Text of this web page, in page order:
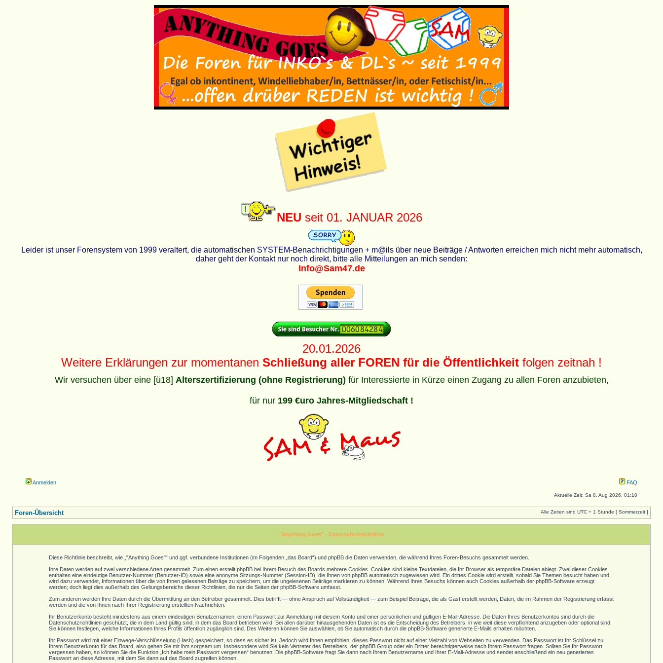
NEU seit 01. JANUAR 2026
Leider ist unser Forensystem von 1999 veraltert, die automatischen SYSTEM-Benachrichtigungen + m@ils über neue Beiträge / Antworten erreichen mich nicht mehr automatisch,
daher geht der Kontakt nur noch direkt, bitte alle Mitteilungen an mich senden:
Info@Sam47.de
20.01.2026
Weitere Erklärungen zur momentanen Schließung aller FOREN für die Öffentlichkeit folgen zeitnah !
Wir versuchen über eine [ü18] Alterszertifizierung (ohne Registrierung) für Interessierte in Kürze einen Zugang zu allen Foren anzubieten,
für nur 199 €uro Jahres-Mitgliedschaft !
Anmelden FAQ
Aktuelle Zeit: Sa 8. Aug 2026, 01:10
Foren-Übersicht Alle Zeiten sind UTC + 1 Stunde [ Sommerzeit ]
"Anything Goes" - Datenschutzrichtlinie
Diese Richtlinie beschreibt, wie „"Anything Goes"“ und ggf. verbundene Institutionen (im Folgenden „das Board“) und phpBB die Daten verwenden, die während Ihres Foren-Besuchs gesammelt werden.
Ihre Daten werden auf zwei verschiedene Arten gesammelt. Zum einen erstellt phpBB bei Ihrem Besuch des Boards mehrere Cookies. Cookies sind kleine Textdateien, die Ihr Browser als temporäre Dateien ablegt. Zwei dieser Cookies
enthalten eine eindeutige Benutzer-Nummer (Benutzer-ID) sowie eine anonyme Sitzungs-Nummer (Session-ID), die Ihnen von phpBB automatisch zugewiesen wird. Ein drittes Cookie wird erstellt, sobald Sie Themen besucht haben und
wird dazu verwendet, Informationen über die von Ihnen gelesenen Beiträge zu speichern, um die ungelesenen Beiträge markieren zu können. Während Ihres Besuchs können auch Cookies außerhalb der phpBB-Software erzeugt
werden; doch liegt dies außerhalb des Geltungsbereichs dieser Richtlinien, die nur die Seiten der phpBB-Software umfasst.
Zum anderen werden Ihre Daten durch die Übermittlung an den Betreiber gesammelt. Dies betrifft — ohne Anspruch auf Vollständigkeit — zum Beispiel Beiträge, die als Gast erstellt werden, Daten, die im Rahmen der Registrierung erfasst
werden und die von Ihnen nach Ihrer Registrierung erstellten Nachrichten.
Ihr Benutzerkonto besteht mindestens aus einem eindeutigen Benutzernamen, einem Passwort zur Anmeldung mit diesem Konto und einer persönlichen und gültigen E-Mail-Adresse. Die Daten Ihres Benutzerkontos sind durch die
Datenschutzrichtlinien geschützt, die in dem Land gültig sind, in dem das Board betrieben wird. Bei allen darüber hinausgehenden Daten ist es die Entscheidung des Betreibers, in wie weit diese verpflichtend anzugeben oder optional sind.
Sie können festlegen, welche Informationen Ihres Profils öffentlich zugänglich sind. Des Weiteren können Sie auswählen, ob Sie automatisch durch die phpBB-Software generierte E-Mails erhalten möchten.
Ihr Passwort wird mit einer Einwege-Verschlüsselung (Hash) gespeichert, so dass es sicher ist. Jedoch wird Ihnen empfohlen, dieses Passwort nicht auf einer Vielzahl von Webseiten zu verwenden. Das Passwort ist Ihr Schlüssel zu
Ihrem Benutzerkonto für das Board, also gehen Sie mit ihm sorgsam um. Insbesondere wird Sie kein Vertreter des Betreibers, der phpBB Group oder ein Dritter berechtigterweise nach Ihrem Passwort fragen. Sollten Sie Ihr Passwort
vergessen haben, so können Sie die Funktion „Ich habe mein Passwort vergessen“ benutzen. Die phpBB-Software fragt Sie dann nach Ihrem Benutzername und Ihrer E-Mail-Adresse und sendet anschließend ein neu generiertes
Passwort an diese Adresse, mit dem Sie dann auf das Board zugreifen können.